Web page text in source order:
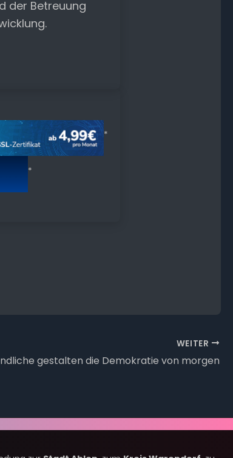
der Betreuung
*
*
WEITER
gestalten die Demokratie von morgen